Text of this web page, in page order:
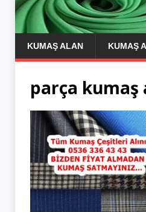
KUMAŞ ALAN KUMAŞ
parça